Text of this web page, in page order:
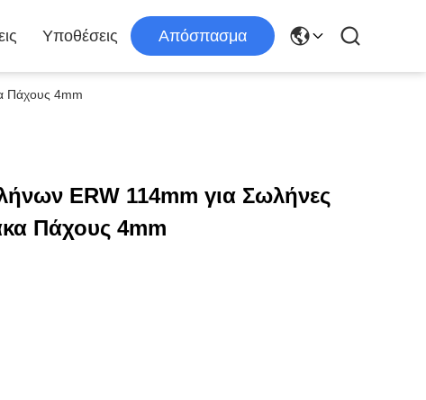
Υποθέσεις Απόσπασμα
Πάχους 4mm
ERW 114mm για Σωλήνες
Πάχους 4mm